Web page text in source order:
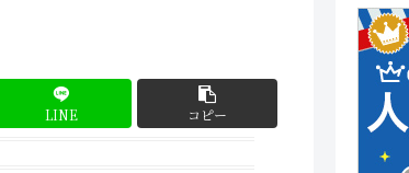
LINE コピー